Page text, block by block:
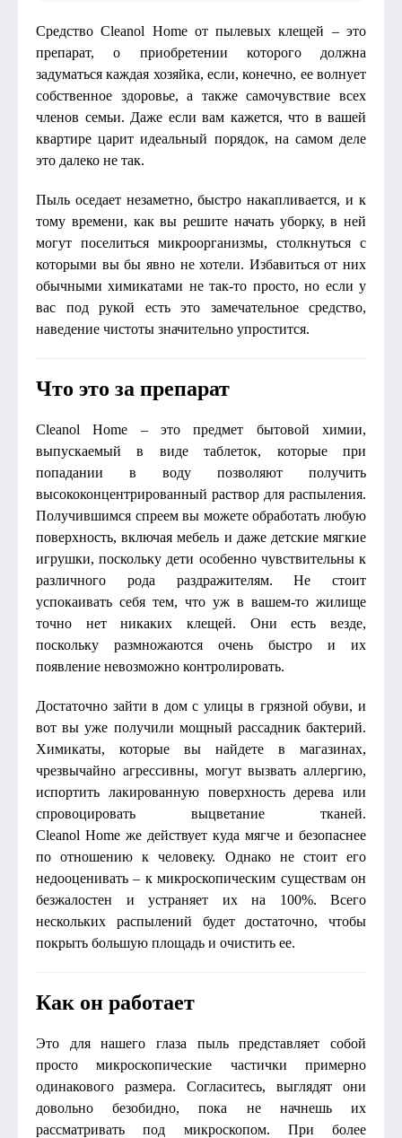
Средство Cleanol Home от пылевых клещей – это
препарат, о приобретении которого должна
задуматься каждая хозяйка, если, конечно, ее волнует
собственное здоровье, а также самочувствие всех
членов семьи. Даже если вам кажется, что в вашей
квартире царит идеальный порядок, на самом деле
это далеко не так.
Пыль оседает незаметно, быстро накапливается, и к
тому времени, как вы решите начать уборку, в ней
могут поселиться микроорганизмы, столкнуться с
которыми вы бы явно не хотели. Избавиться от них
обычными химикатами не так-то просто, но если у
вас под рукой есть это замечательное средство,
наведение чистоты значительно упростится.
Что это за препарат
Cleanol Home – это предмет бытовой химии,
выпускаемый в виде таблеток, которые при
попадании в воду позволяют получить
высококонцентрированный раствор для распыления.
Получившимся спреем вы можете обработать любую
поверхность, включая мебель и даже детские мягкие
игрушки, поскольку дети особенно чувствительны к
различного рода раздражителям. Не стоит
успокаивать себя тем, что уж в вашем-то жилище
точно нет никаких клещей. Они есть везде,
поскольку размножаются очень быстро и их
появление невозможно контролировать.
Достаточно зайти в дом с улицы в грязной обуви, и
вот вы уже получили мощный рассадник бактерий.
Химикаты, которые вы найдете в магазинах,
чрезвычайно агрессивны, могут вызвать аллергию,
испортить лакированную поверхность дерева или
спровоцировать выцветание тканей.
Cleanol Home же действует куда мягче и безопаснее
по отношению к человеку. Однако не стоит его
недооценивать – к микроскопическим существам он
безжалостен и устраняет их на 100%. Всего
нескольких распылений будет достаточно, чтобы
покрыть большую площадь и очистить ее.
Как он работает
Это для нашего глаза пыль представляет собой
просто микроскопические частички примерно
одинакового размера. Согласитесь, выглядят они
довольно безобидно, пока не начнешь их
рассматривать под микроскопом. При более